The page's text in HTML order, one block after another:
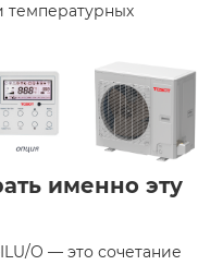
температурных
именно эту
O — это сочетание